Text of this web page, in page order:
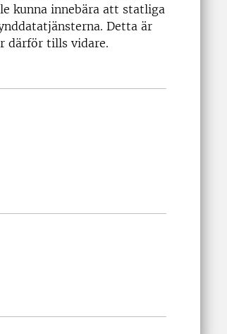
kunna innebära att statliga
Detta är
därför tills vidare.